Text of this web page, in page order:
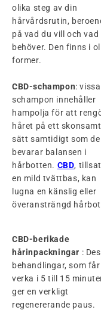
olika steg av din
hårvårdsrutin,
på vad du vill och vad
behöver. Den finns i
former.
CBD-schampon: vissa
schampon innehåller
hampolja för att
håret på ett skonsamt
sätt samtidigt som de
bevarar balansen i
hårbotten. CBD,
en mild tvättbas, kan
lugna en känslig eller
överansträngd
CBD-berikade
hårinpackningar :
behandlingar, som får
verka i 5 till 15
ger en verkligt
regenererande paus.